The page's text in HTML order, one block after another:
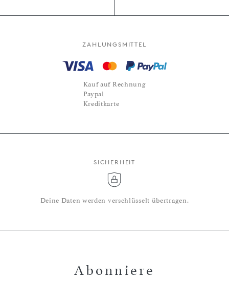
ZAHLUNGSMITTEL
Kauf auf Rechnung
Paypal
Kreditkarte
SICHERHEIT
Deine Daten werden verschlüsselt übertragen.
Abonniere